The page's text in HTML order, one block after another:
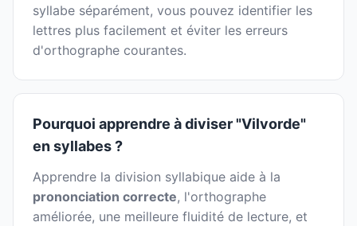
syllabe séparément, vous pouvez identifier les
lettres plus facilement et éviter les erreurs
d'orthographe courantes.
Pourquoi apprendre à diviser "Vilvorde"
en syllabes ?
Apprendre la division syllabique aide à la
prononciation correcte, l'orthographe
améliorée, une meilleure fluidité de lecture, et